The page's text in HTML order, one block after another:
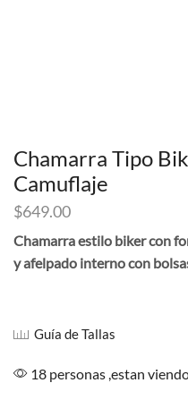
Chamarra Tipo
Camuflaje
$649.00
Chamarra estilo biker con
y afelpado interno con
Guía de Tallas
18 personas ,estan